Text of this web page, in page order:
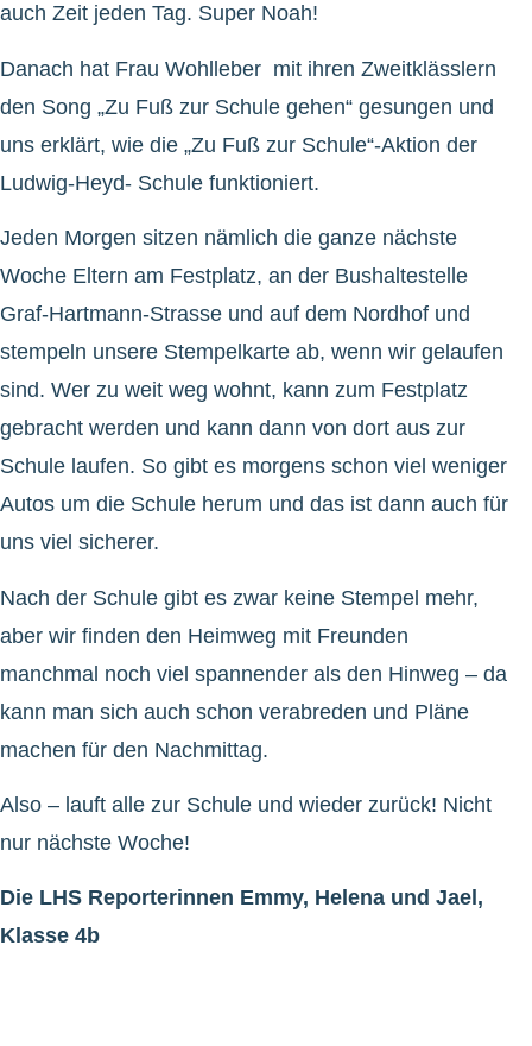
auch Zeit jeden Tag. Super Noah!
Danach hat Frau Wohlleber mit ihren Zweitklässlern
den Song „Zu Fuß zur Schule gehen“ gesungen und
uns erklärt, wie die „Zu Fuß zur Schule“-Aktion der
Ludwig-Heyd- Schule funktioniert.
Jeden Morgen sitzen nämlich die ganze nächste
Woche Eltern am Festplatz, an der Bushaltestelle
Graf-Hartmann-Strasse und auf dem Nordhof und
stempeln unsere Stempelkarte ab, wenn wir gelaufen
sind. Wer zu weit weg wohnt, kann zum Festplatz
gebracht werden und kann dann von dort aus zur
Schule laufen. So gibt es morgens schon viel weniger
Autos um die Schule herum und das ist dann auch für
uns viel sicherer.
Nach der Schule gibt es zwar keine Stempel mehr,
aber wir finden den Heimweg mit Freunden
manchmal noch viel spannender als den Hinweg – da
kann man sich auch schon verabreden und Pläne
machen für den Nachmittag.
Also – lauft alle zur Schule und wieder zurück! Nicht
nur nächste Woche!
Die LHS Reporterinnen Emmy, Helena und Jael,
Klasse 4b